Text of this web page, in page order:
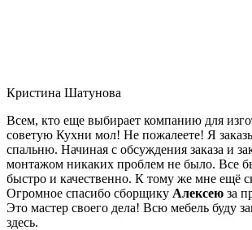
Кристина Шатунова
Всем, кто еще выбирает компанию для
советую Кухни мол! Не пожалеете! Я
спальню. Начиная с обсуждения заказа и
монтажом никаких проблем не было. Все
быстро и качественно. К тому же мне ещё
Огромное спасибо сборщику Алексею за
Это мастер своего дела! Всю мебель буду
здесь.